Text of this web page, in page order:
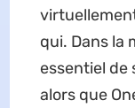
qui. Dans la
essentiel de
alors que